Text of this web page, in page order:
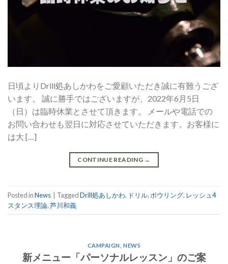
日頃よりDrill処あしかわをご愛顧いただき誠に有難うござ
います。 誠に勝手ではございますが、2022年6月5日
（日）は臨時休業とさせて頂きます。 メールや電話での
お問い合わせも翌日に対応させていただきます。お客様に
は大 […]
CONTINUE READING →
Posted inNews | TaggedDrill処あしかわ, ドリル, ボウリング, レッシュ4
スタンス理論,芦川和義
CAMPAIGN ,NEWS
新メニュー「パーソナルレッスン」のご案